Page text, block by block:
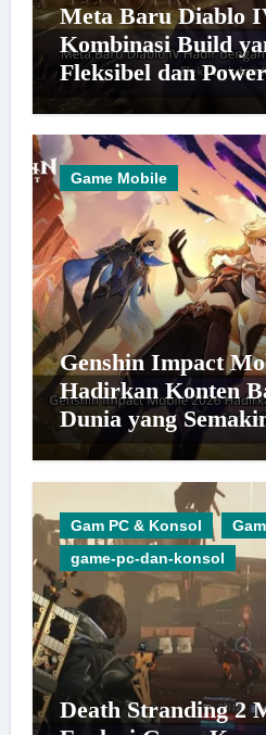
Meta Baru Diablo
Kombinasi Build
Fleksibel dan
Game Mobile
Genshin Impact
Hadirkan Konten
Dunia yang
Gam PC & Konsol
game-pc-dan-konsol
Death Stranding 2